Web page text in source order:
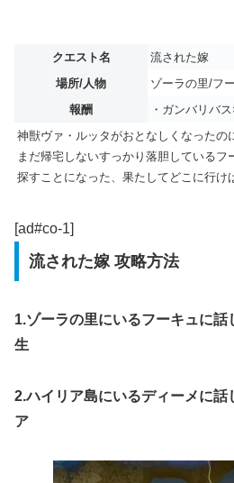
クエスト名
流された嫁
場所/人物
ゾーラの里/フ
報酬
・ガンバリバ
神獣ヴァ・ルッタがおとなしくなったの
まだ帰宅しないすっかり落胆しているフ
探すことになった、果たしてどこに行け
[ad#co-1]
流された嫁 攻略方法
1.ゾーラの里にいるフーキュに
生
2.ハイリア島にいるディーメに話
ア